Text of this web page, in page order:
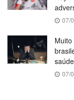
07/
07/